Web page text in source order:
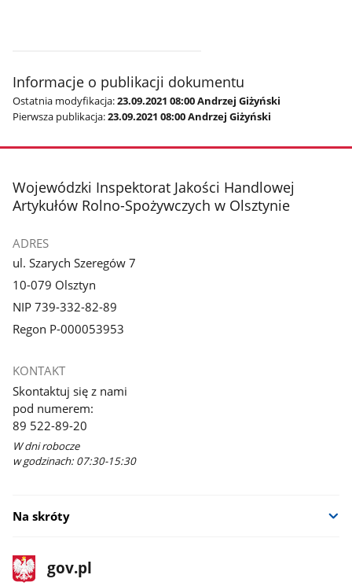
Informacje o publikacji dokumentu
Ostatnia modyfikacja:23.09.2021 08:00 Andrzej Giżyński
Pierwsza publikacja:23.09.2021 08:00 Andrzej Giżyński
stopka
Wojewódzki Inspektorat Jakości Handlowej
Artykułów Rolno-Spożywczych w Olsztynie
ADRES
ul. Szarych Szeregów 7
10-079 Olsztyn
NIP 739-332-82-89
Regon P-000053953
KONTAKT
Skontaktuj się z nami
pod numerem:
89 522-89-20
W dni robocze
w godzinach: 07:30-15:30
Na skróty
stopka
gov.pl
Strona
gov.pl